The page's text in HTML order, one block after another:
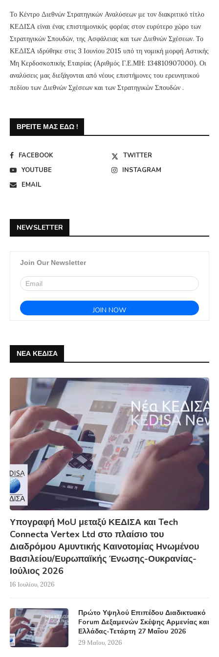
Το Κέντρο Διεθνών Στρατηγικών Αναλύσεων με τον διακριτικό τίτλο
ΚΕΔΙΣΑ είναι ένας επιστημονικός φορέας στον ευρύτερο χώρο των
Στρατηγικών Σπουδών, της Ασφάλειας και των Διεθνών Σχέσεων. Το
ΚΕΔΙΣΑ ιδρύθηκε στις 3 Ιουνίου 2015 υπό τη νομική μορφή Αστικής
Μη Κερδοσκοπικής Εταιρίας (Αριθμός Γ.Ε.ΜΗ: 134810907000). Οι
αναλύσεις μας διεξάγονται από νέους επιστήμονες του ερευνητικού
πεδίου των Διεθνών Σχέσεων και των Στρατηγικών Σπουδών .
ΒΡΕΊΤΕ ΜΑΣ ΕΔΏ !
FACEBOOK
TWITTER
YOUTUBE
INSTAGRAM
EMAIL
NEWSLETTER
Join Our Newsletter
ΝΕΑ ΚΕΔΙΣΑ
Υπογραφή MoU μεταξύ ΚΕΔΙΣΑ και Tech
Connecta Vertex Ltd στο πλαίσιο του
Διαδρόμου Αμυντικής Καινοτομίας Ηνωμένου
Βασιλείου/Ευρωπαϊκής Ένωσης-Ουκρανίας-
Ιούλιος 2026
16 Ιουλίου, 2026
Πρώτο Υψηλού Επιπέδου Διαδικτυακό
Forum Δεξαμενών Σκέψης Αρμενίας και
Ελλάδας-Τετάρτη 27 Μαΐου 2026
29 Μαΐου, 2026